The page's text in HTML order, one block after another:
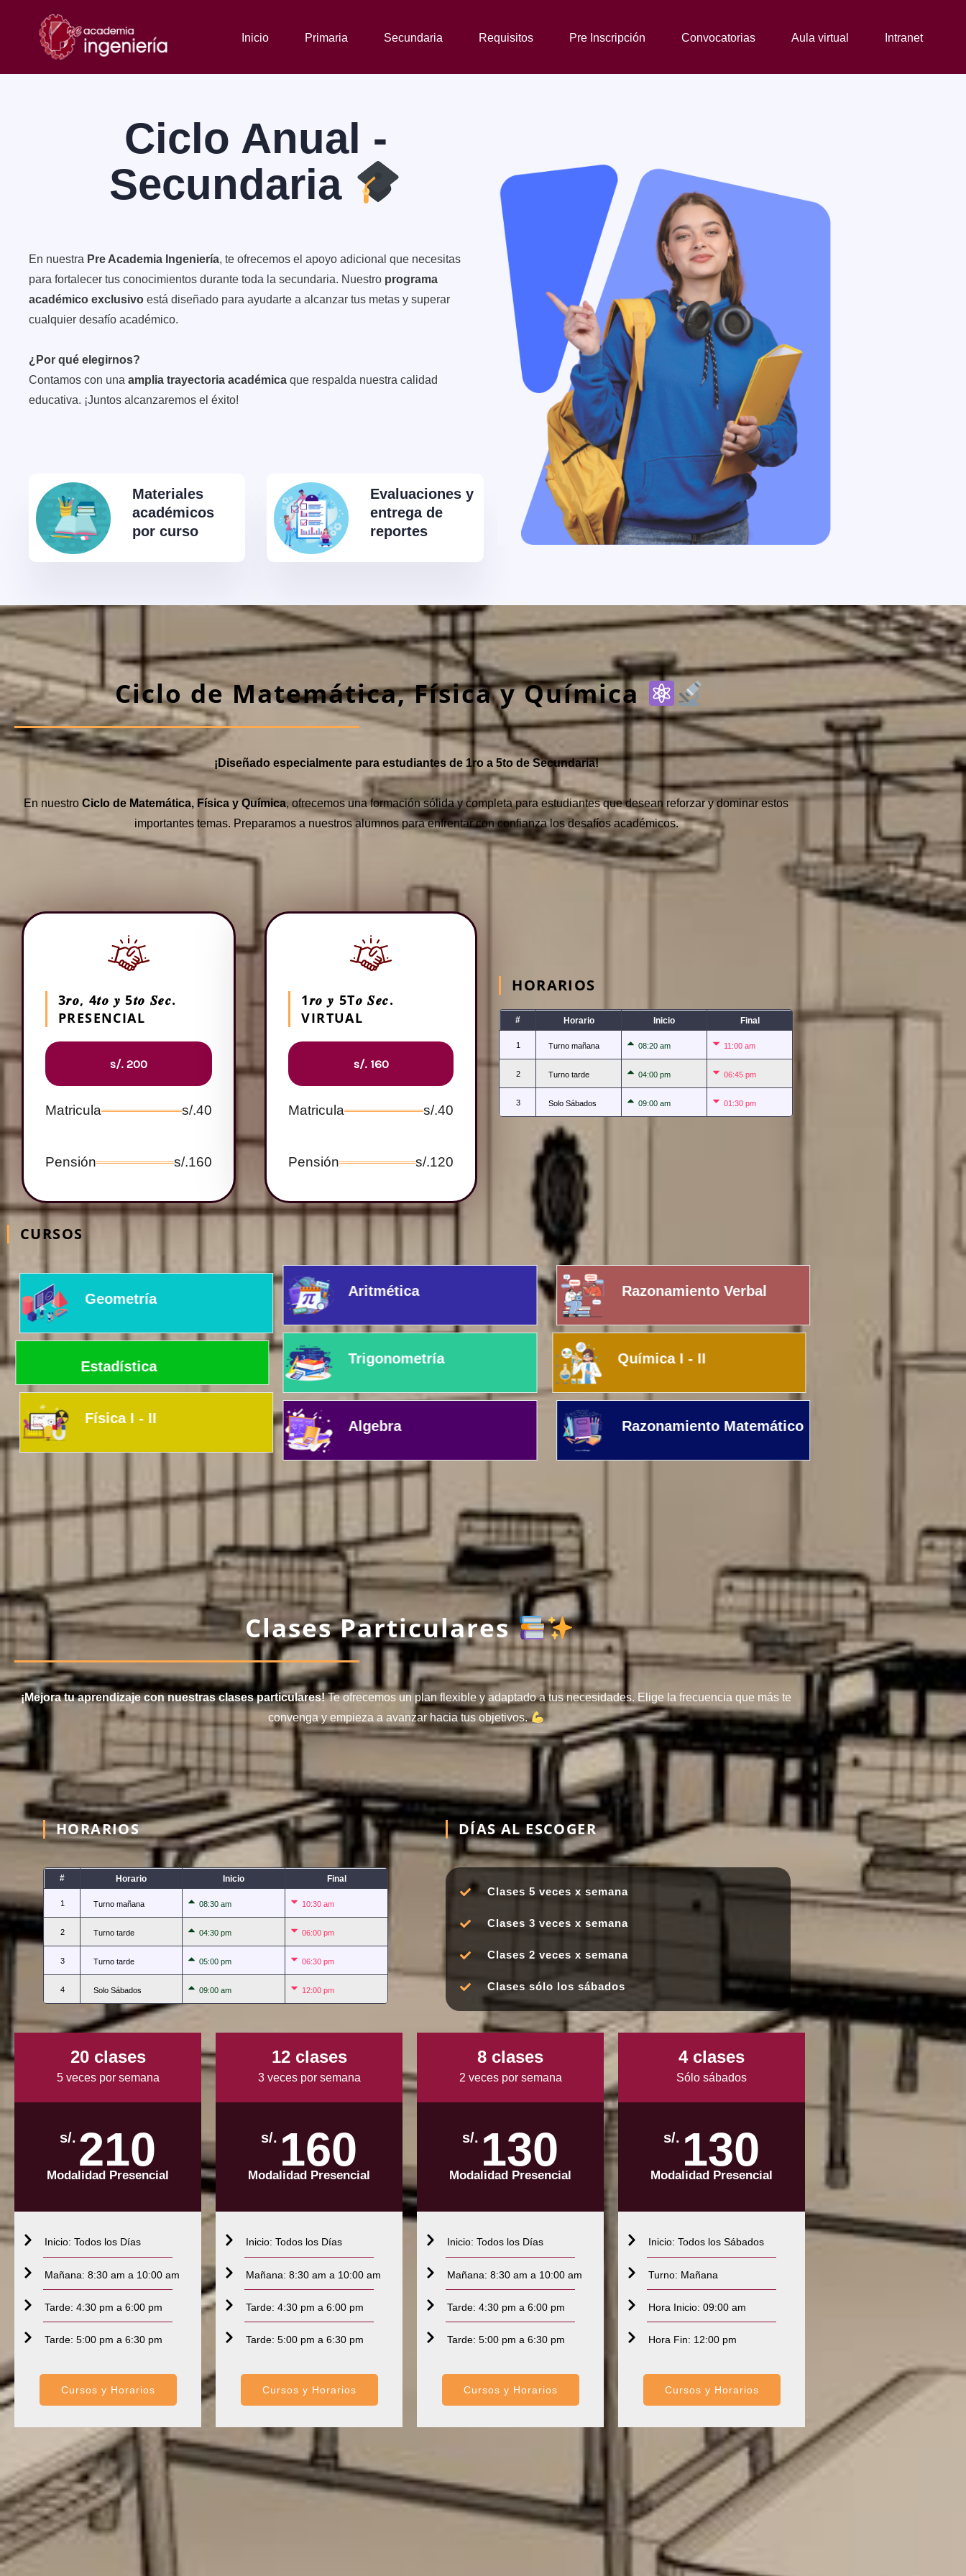
Inicio Primaria Secundaria Requisitos Pre Inscripción Convocatorias Aula virtual Intranet
Ciclo Anual -
Secundaria
En nuestra Pre Academia Ingeniería, te ofrecemos el apoyo adicional que necesitas
para fortalecer tus conocimientos durante toda la secundaria. Nuestro programa
académico exclusivo está diseñado para ayudarte a alcanzar tus metas y superar
cualquier desafío académico.
¿Por qué elegirnos?
Contamos con una amplia trayectoria académica que respalda nuestra calidad
educativa. ¡Juntos alcanzaremos el éxito!
Materiales
académicos
por curso
Evaluaciones y
entrega de
reportes
Ciclo de Matemática, Física y Química
¡Diseñado especialmente para estudiantes de 1ro a 5to de Secundaria!
En nuestro Ciclo de Matemática, Física y Química, ofrecemos una formación sólida y completa para estudiantes que desean reforzar y dominar estos
importantes temas. Preparamos a nuestros alumnos para enfrentar con confianza los desafíos académicos.
3𝒓𝒐, 4𝒕𝒐 𝒚 5𝒕𝒐 𝑺𝒆𝒄.
PRESENCIAL
s/. 200
Matricula s/.40
Pensión s/.160
1𝒓𝒐 𝒚 5T𝒐 𝑺𝒆𝒄.
VIRTUAL
s/. 160
Matricula s/.40
Pensión s/.120
HORARIOS
# Horario Inicio Final
1 Turno mañana 08:20 am 11:00 am
2 Turno tarde 04:00 pm 06:45 pm
3 Solo Sábados 09:00 am 01:30 pm
CURSOS
Geometría
Estadística
Física I - II
Aritmética
Trigonometría
Algebra
Razonamiento Verbal
Química I - II
Razonamiento Matemático
Clases Particulares
¡Mejora tu aprendizaje con nuestras clases particulares!Te ofrecemos un plan flexible y adaptado a tus necesidades. Elige la frecuencia que más te
convenga y empieza a avanzar hacia tus objetivos.
HORARIOS
# Horario Inicio Final
1 Turno mañana 08:30 am 10:30 am
2 Turno tarde 04:30 pm 06:00 pm
3 Turno tarde 05:00 pm 06:30 pm
4 Solo Sábados 09:00 am 12:00 pm
DÍAS AL ESCOGER
Clases 5 veces x semana
Clases 3 veces x semana
Clases 2 veces x semana
Clases sólo los sábados
20 clases
5 veces por semana
s/. 210
Modalidad Presencial
Inicio: Todos los Días
Mañana: 8:30 am a 10:00 am
Tarde: 4:30 pm a 6:00 pm
Tarde: 5:00 pm a 6:30 pm
Cursos y Horarios
12 clases
3 veces por semana
s/. 160
Modalidad Presencial
Inicio: Todos los Días
Mañana: 8:30 am a 10:00 am
Tarde: 4:30 pm a 6:00 pm
Tarde: 5:00 pm a 6:30 pm
Cursos y Horarios
8 clases
2 veces por semana
s/. 130
Modalidad Presencial
Inicio: Todos los Días
Mañana: 8:30 am a 10:00 am
Tarde: 4:30 pm a 6:00 pm
Tarde: 5:00 pm a 6:30 pm
Cursos y Horarios
4 clases
Sólo sábados
s/. 130
Modalidad Presencial
Inicio: Todos los Sábados
Turno: Mañana
Hora Inicio: 09:00 am
Hora Fin: 12:00 pm
Cursos y Horarios